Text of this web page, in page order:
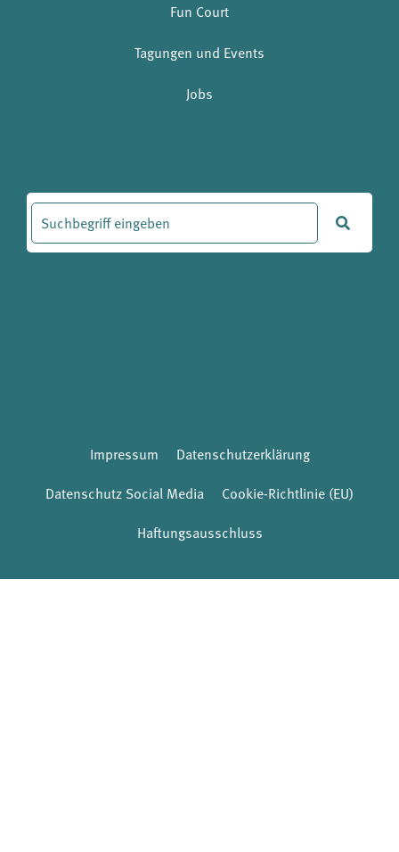
Fun Court
Tagungen und Events
Jobs
Impressum
Datenschutzerklärung
Datenschutz Social Media
Cookie-Richtlinie (EU)
Haftungsausschluss